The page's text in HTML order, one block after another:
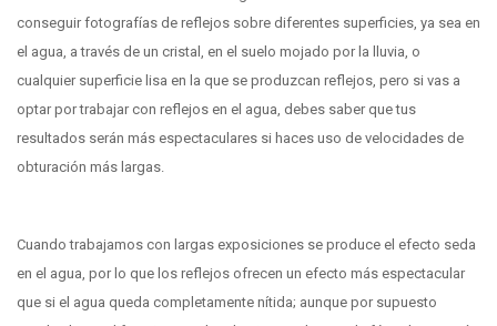
conseguir fotografías de reflejos sobre diferentes superficies, ya sea en
el agua, a través de un cristal, en el suelo mojado por la lluvia, o
cualquier superficie lisa en la que se produzcan reflejos, pero si vas a
optar por trabajar con reflejos en el agua, debes saber que tus
resultados serán más espectaculares si haces uso de velocidades de
obturación más largas.
Cuando trabajamos con largas exposiciones se produce el efecto seda
en el agua, por lo que los reflejos ofrecen un efecto más espectacular
que si el agua queda completamente nítida; aunque por supuesto